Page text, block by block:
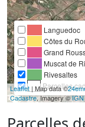
Languedoc
Côtes du
Grand
Muscat de
Rivesaltes
Parcelles
Leaflet | Map data ©
Cadastre, Imagery ©IGN
Parcelles